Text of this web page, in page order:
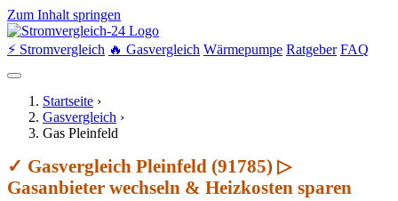
Zum Inhalt springen
⚡ Stromvergleich 🔥 Gasvergleich Wärmepumpe Ratgeber FAQ
Startseite ›
Gasvergleich ›
Gas Pleinfeld
✓ Gasvergleich Pleinfeld (91785) ▷
Gasanbieter wechseln & Heizkosten sparen